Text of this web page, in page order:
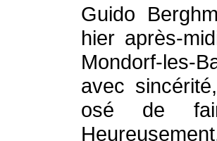
Guido
hier après-
Mondorf-les-
avec
osé de